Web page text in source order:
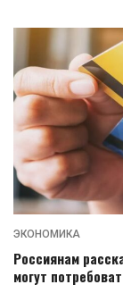
ЭКОНОМИКА
Россиянам
могут